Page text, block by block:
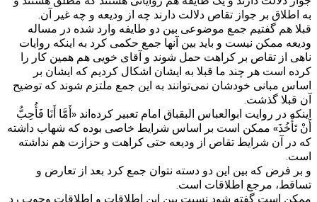
به اطلاق بر جواز تقاص دلالت دارند چه از ودیعه و چه غیر آن.
قبلا هم گفتیم جمع موضوعی بین دو طایفه وارد شده در مساله
ودیعه ممکن نیست و باید بین آنها جمع حکمی کرد به اینکه روایات
ناهی از تقاص بر کراهت حمل شوند و آقای خویی هم همین کار را
کرده است هر چند ما قبلا به ایشان اشکال کردیم که ایشان بر
اساس مبانی خودشان نمی‌توانند به این جمع ملتزم شوند که توضیح
آن قبلا گذشت.
اینکه در روایت ابوالعباس البقباق امام تعبیر کرده‌اند «أَمَّا أَنَا فَأُحِبُّ
أَنْ تَأْخُذَ» ممکن است بر اساس شرایط خاصی بوده که شهاب داشته
که در آن شرایط تقاص از ودیعه حتی کراهت و حزازت هم نداشته
است.
و بر فرض که بین این دو دسته نتوان جمع کرد بعد از تعارض و
تساقط، مرجع اطلاقات است.
ممکن است گفته شود نسبت بین این اطلاقات و اطلاقات وجوب رد